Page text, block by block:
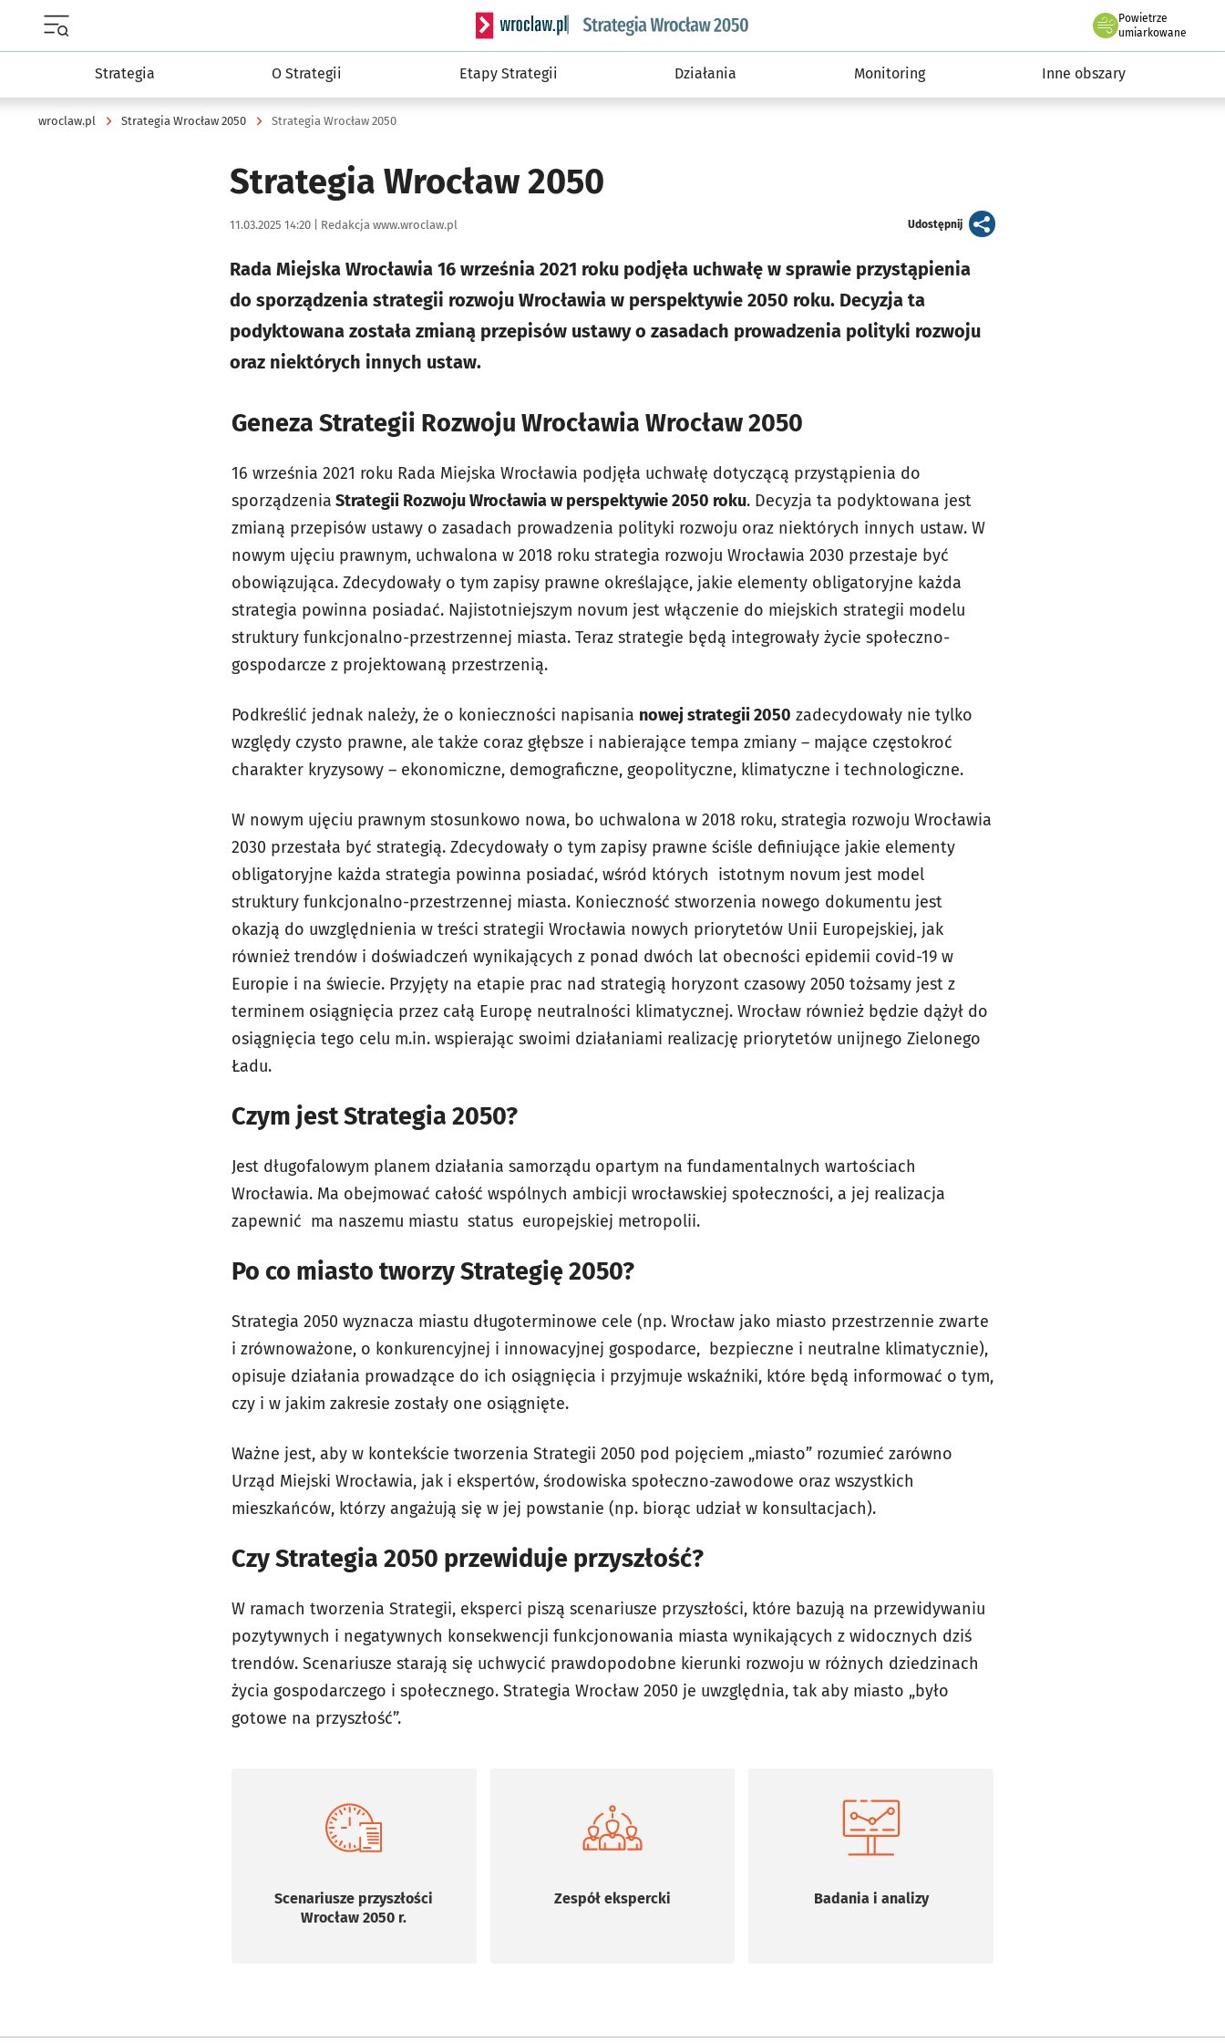
Serwis informacyjny wroclaw.pl podserwis: Strategia Wrocław 2050
Powietrze
we Wrocławiu
umiarkowane
Strategia O Strategii Etapy Strategii Działania Monitoring Inne obszary
wroclaw.pl Strategia Wrocław 2050 Strategia Wrocław 2050
Strategia Wrocław 2050
Data publikacji:
11.03.2025 14:20 | Autor:
Redakcja www.wroclaw.pl Udostępnijartykuł
Rada Miejska Wrocławia 16 września 2021 roku podjęła uchwałę w sprawie przystąpienia
do sporządzenia strategii rozwoju Wrocławia w perspektywie 2050 roku. Decyzja ta
podyktowana została zmianą przepisów ustawy o zasadach prowadzenia polityki rozwoju
oraz niektórych innych ustaw.
Geneza Strategii Rozwoju Wrocławia Wrocław 2050
16 września 2021 roku Rada Miejska Wrocławia podjęła uchwałę dotyczącą przystąpienia do
sporządzenia Strategii Rozwoju Wrocławia w perspektywie 2050 roku. Decyzja ta podyktowana jest
zmianą przepisów ustawy o zasadach prowadzenia polityki rozwoju oraz niektórych innych ustaw. W
nowym ujęciu prawnym, uchwalona w 2018 roku strategia rozwoju Wrocławia 2030 przestaje być
obowiązująca. Zdecydowały o tym zapisy prawne określające, jakie elementy obligatoryjne każda
strategia powinna posiadać. Najistotniejszym novum jest włączenie do miejskich strategii modelu
struktury funkcjonalno-przestrzennej miasta. Teraz strategie będą integrowały życie społeczno-
gospodarcze z projektowaną przestrzenią.
Podkreślić jednak należy, że o konieczności napisania nowej strategii 2050 zadecydowały nie tylko
względy czysto prawne, ale także coraz głębsze i nabierające tempa zmiany – mające częstokroć
charakter kryzysowy – ekonomiczne, demograficzne, geopolityczne, klimatyczne i technologiczne.
W nowym ujęciu prawnym stosunkowo nowa, bo uchwalona w 2018 roku, strategia rozwoju Wrocławia
2030 przestała być strategią. Zdecydowały o tym zapisy prawne ściśle definiujące jakie elementy
obligatoryjne każda strategia powinna posiadać, wśród których istotnym novum jest model
struktury funkcjonalno-przestrzennej miasta. Konieczność stworzenia nowego dokumentu jest
okazją do uwzględnienia w treści strategii Wrocławia nowych priorytetów Unii Europejskiej, jak
również trendów i doświadczeń wynikających z ponad dwóch lat obecności epidemii covid-19 w
Europie i na świecie. Przyjęty na etapie prac nad strategią horyzont czasowy 2050 tożsamy jest z
terminem osiągnięcia przez całą Europę neutralności klimatycznej. Wrocław również będzie dążył do
osiągnięcia tego celu m.in. wspierając swoimi działaniami realizację priorytetów unijnego Zielonego
Ładu.
Czym jest Strategia 2050?
Jest długofalowym planem działania samorządu opartym na fundamentalnych wartościach
Wrocławia. Ma obejmować całość wspólnych ambicji wrocławskiej społeczności, a jej realizacja
zapewnić ma naszemu miastu status europejskiej metropolii.
Po co miasto tworzy Strategię 2050?
Strategia 2050 wyznacza miastu długoterminowe cele (np. Wrocław jako miasto przestrzennie zwarte
i zrównoważone, o konkurencyjnej i innowacyjnej gospodarce, bezpieczne i neutralne klimatycznie),
opisuje działania prowadzące do ich osiągnięcia i przyjmuje wskaźniki, które będą informować o tym,
czy i w jakim zakresie zostały one osiągnięte.
Ważne jest, aby w kontekście tworzenia Strategii 2050 pod pojęciem „miasto” rozumieć zarówno
Urząd Miejski Wrocławia, jak i ekspertów, środowiska społeczno-zawodowe oraz wszystkich
mieszkańców, którzy angażują się w jej powstanie (np. biorąc udział w konsultacjach).
Czy Strategia 2050 przewiduje przyszłość?
W ramach tworzenia Strategii, eksperci piszą scenariusze przyszłości, które bazują na przewidywaniu
pozytywnych i negatywnych konsekwencji funkcjonowania miasta wynikających z widocznych dziś
trendów. Scenariusze starają się uchwycić prawdopodobne kierunki rozwoju w różnych dziedzinach
życia gospodarczego i społecznego. Strategia Wrocław 2050 je uwzględnia, tak aby miasto „było
gotowe na przyszłość”.
Scenariusze przyszłości
Wrocław 2050 r.
Zespół ekspercki Badania i analizy